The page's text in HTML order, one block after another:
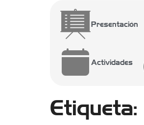
Presentación
Actividades
Etiqueta: